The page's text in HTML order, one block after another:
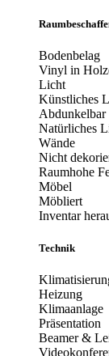
Bodenbelag
Vinyl in
Licht
Künstliches
Abdunkelbar
Natürliches
Wände
Nicht
Raumhohe
Möbel
Möbliert
Inventar
Technik
Heizung
Klimaanlage
Präsentation
Beamer &